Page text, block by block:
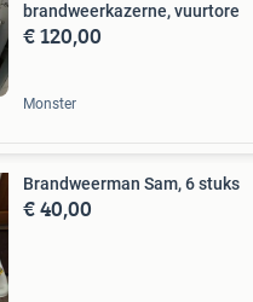
brandweerkazerne, vuurtore
€ 120,00
Monster
Brandweerman Sam, 6 stuks
€ 40,00